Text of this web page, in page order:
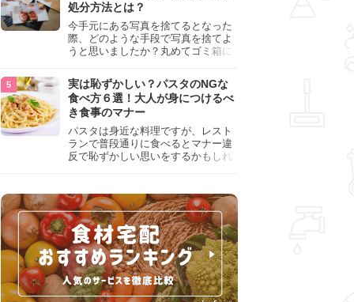
処分方法とは？
今手元にある写真を捨てるとなった
際、どのような手段で写真を捨てよ
うと思いましたか？丸めてゴミ箱に
真は個人情報が詰まっているので、
ただ丸めただけの状態で捨ててしま
うのは危険です。写真にすべきでは
ない捨て方をまとめているので、ぜ
ひチェックしておきましょう。
実は恥ずかしい？パスタのNGな
食べ方６選！大人が身につけるべ
き食事のマナー
パスタは身近な料理ですが、レスト
ランで普段通りに食べるとマナー違
反で恥ずかしい思いをするかもしれ
して、正しい食べ方を確認しましょ
う。大人の嗜みとして知っておきた
い新常識を解説します。